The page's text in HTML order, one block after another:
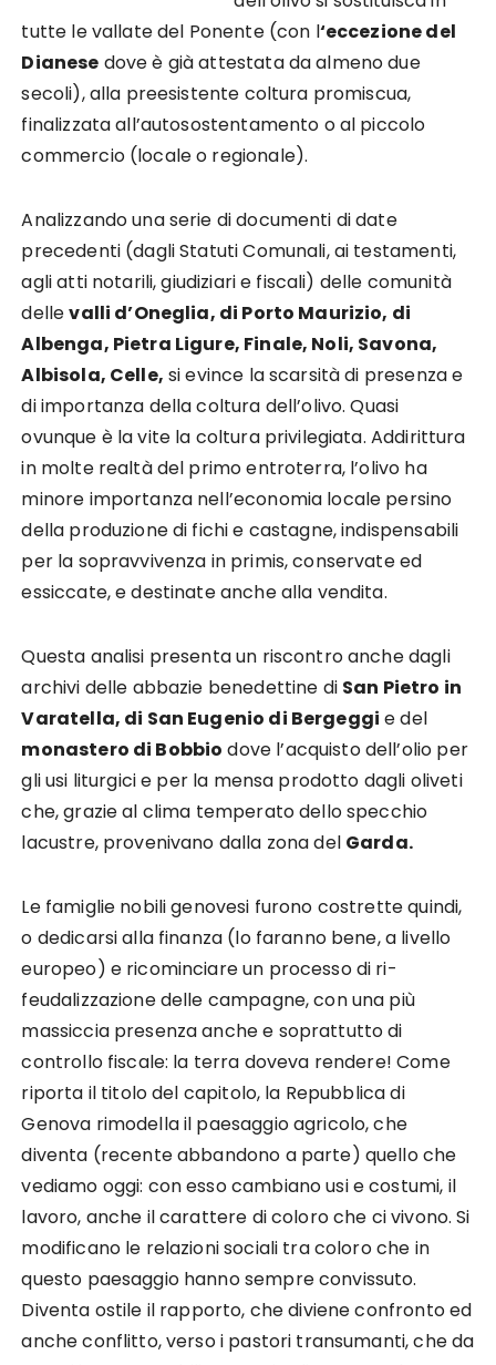
tutte le vallate del Ponente (con l‘eccezione del
Dianese dove è già attestata da almeno due
secoli), alla preesistente coltura promiscua,
finalizzata all’autosostentamento o al piccolo
commercio (locale o regionale).
Analizzando una serie di documenti di date
precedenti (dagli Statuti Comunali, ai testamenti,
agli atti notarili, giudiziari e fiscali) delle comunità
dellevalli d’Oneglia, di Porto Maurizio, di
Albenga, Pietra Ligure, Finale, Noli, Savona,
Albisola, Celle, si evince la scarsità di presenza e
di importanza della coltura dell’olivo. Quasi
ovunque è la vite la coltura privilegiata. Addirittura
in molte realtà del primo entroterra, l’olivo ha
minore importanza nell’economia locale persino
della produzione di fichi e castagne, indispensabili
per la sopravvivenza in primis, conservate ed
essiccate, e destinate anche alla vendita.
Questa analisi presenta un riscontro anche dagli
archivi delle abbazie benedettine di San Pietro in
Varatella, di San Eugenio di Bergeggi e del
monastero di Bobbio dove l’acquisto dell’olio per
gli usi liturgici e per la mensa prodotto dagli oliveti
che, grazie al clima temperato dello specchio
lacustre, provenivano dalla zona del Garda.
Le famiglie nobili genovesi furono costrette quindi,
o dedicarsi alla finanza (lo faranno bene, a livello
europeo) e ricominciare un processo di ri-
feudalizzazione delle campagne, con una più
massiccia presenza anche e soprattutto di
controllo fiscale: la terra doveva rendere! Come
riporta il titolo del capitolo, la Repubblica di
Genova rimodella il paesaggio agricolo, che
diventa (recente abbandono a parte) quello che
vediamo oggi: con esso cambiano usi e costumi, il
lavoro, anche il carattere di coloro che ci vivono. Si
modificano le relazioni sociali tra coloro che in
questo paesaggio hanno sempre convissuto.
Diventa ostile il rapporto, che diviene confronto ed
anche conflitto, verso i pastori transumanti, che da